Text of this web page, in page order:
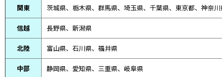
関東 茨城県、栃木県、群馬県、埼玉県、千葉県、東京都、神奈
信越 長野県、新潟県
北陸 富山県、 石川県、 福井県
中部 静岡県、 愛知県、 三重県、 岐阜県